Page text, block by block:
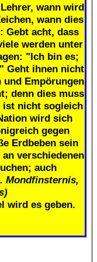
wann wird
wann dies
Gebt acht, dass
werden unter
"Ich bin es;
Geht ihnen nicht
und Empörungen
denn dies muss
ist nicht sogleich
wird sich
gegen
Erdbeben sein
an verschiedenen
auch
Mondfinsternis,
wird es geben.